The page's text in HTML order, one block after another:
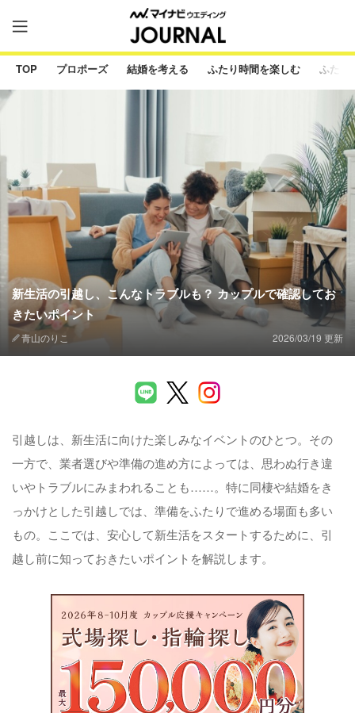
TOP プロポーズ 結婚を考える ふたり時間を楽しむ ふたり
新生活の引越し、こんなトラブルも？ カップルで確認してお
きたいポイント
青山のりこ 2026/03/19 更新
引越しは、新生活に向けた楽しみなイベントのひとつ。その
一方で、業者選びや準備の進め方によっては、思わぬ行き違
いやトラブルにみまわれることも……。特に同棲や結婚をき
っかけとした引越しでは、準備をふたりで進める場面も多い
もの。ここでは、安心して新生活をスタートするために、引
越し前に知っておきたいポイントを解説します。